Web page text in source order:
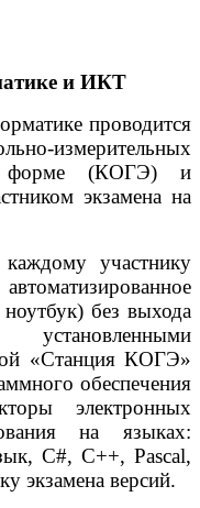
и ИКТ
проводится
измерительных
форме (КОГЭ) и
экзамена на
участнику
без выхода
«Станция КОГЭ»
обеспечения
электронных
на языках:
C#, C++, Pascal,
экзамена версий.